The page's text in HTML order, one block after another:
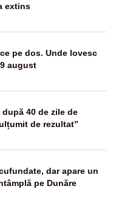
extins
pe dos. Unde lovesc
august
40 de zile de
de rezultat”
dar apare un
pe Dunăre